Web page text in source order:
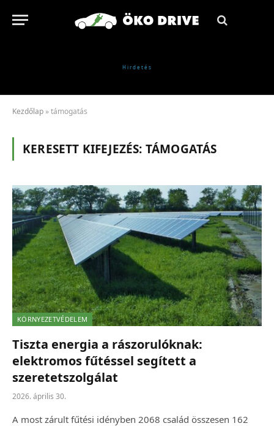
Kezdőlap »támogatás
KERESETT KIFEJEZÉS: TÁMOGATÁS
KÖRNYEZETVÉDELEM
Tiszta energia a rászorulóknak:
elektromos fűtéssel segített a
szeretetszolgálat
2026. április 30.
A most zárult fűtési idényben 2068 család összesen 162